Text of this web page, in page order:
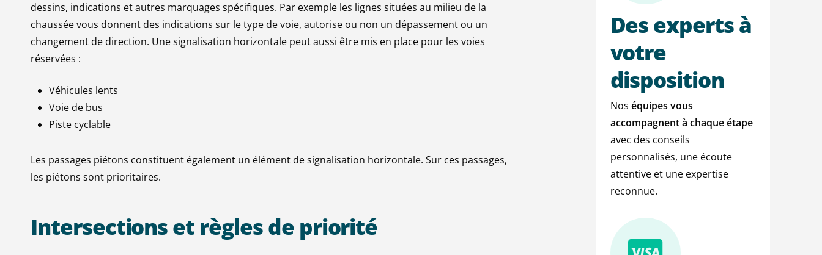
dessins, indications et autres marquages spécifiques. Par exemple les lignes situées au milieu de la
chaussée vous donnent des indications sur le type de voie, autorise ou non un dépassement ou un
changement de direction. Une signalisation horizontale peut aussi être mis en place pour les voies
réservées :
Véhicules lents
Voie de bus
Piste cyclable
Les passages piétons constituent également un élément de signalisation horizontale. Sur ces passages,
les piétons sont prioritaires.
Intersectionset règlesde priorité
Desexpertsà
votre
disposition
Nos équipes vous
accompagnent à chaque étape
avec des conseils
personnalisés, une écoute
attentive et une expertise
reconnue.